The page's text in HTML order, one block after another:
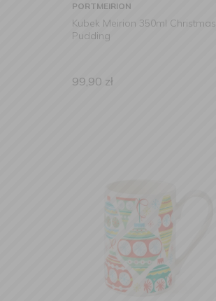
PORTMEIRION
Kubek Meirion 350ml Christmas
Pudding
99,90 zł